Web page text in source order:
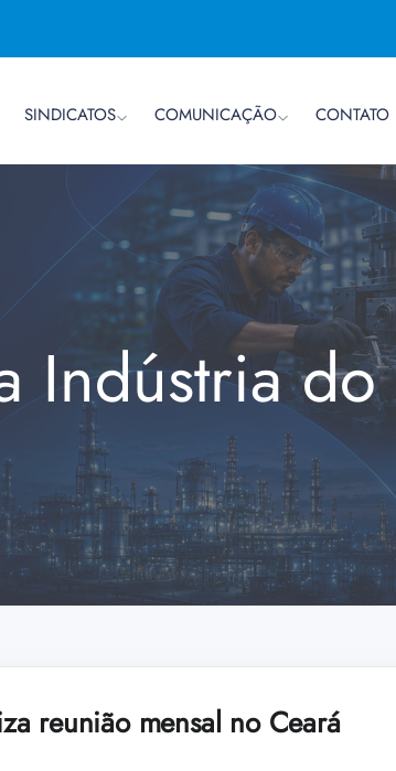
SINDICATOS COMUNICAÇÃO CONTATO
Indústria
reunião mensal no Ceará